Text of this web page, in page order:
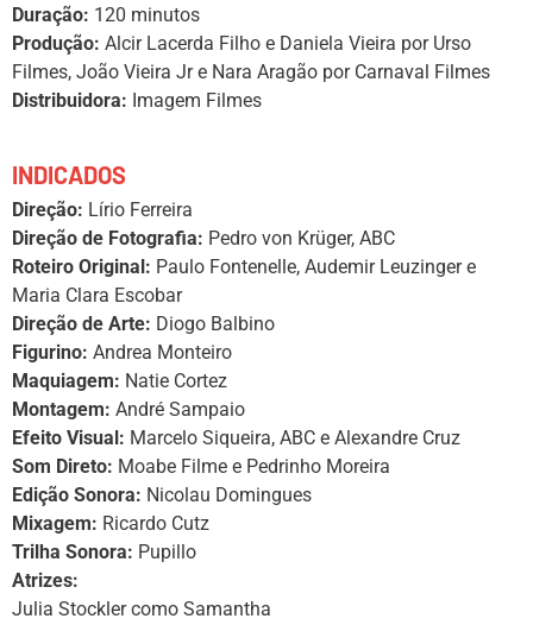
Duração: 120 minutos
Produção: Alcir Lacerda Filho e Daniela Vieira por Urso
Filmes, João Vieira Jr e Nara Aragão por Carnaval Filmes
Distribuidora: Imagem Filmes
INDICADOS
Direção: Lírio Ferreira
Direção de Fotografia: Pedro von Krüger, ABC
Roteiro Original: Paulo Fontenelle, Audemir Leuzinger e
Maria Clara Escobar
Direção de Arte: Diogo Balbino
Figurino: Andrea Monteiro
Maquiagem: Natie Cortez
Montagem: André Sampaio
Efeito Visual: Marcelo Siqueira, ABC e Alexandre Cruz
Som Direto: Moabe Filme e Pedrinho Moreira
Edição Sonora: Nicolau Domingues
Mixagem: Ricardo Cutz
Trilha Sonora: Pupillo
Atrizes:
Julia Stockler como Samantha